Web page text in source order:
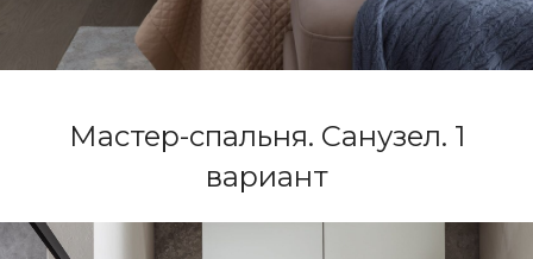
Мастер-спальня. Санузел. 1
вариант